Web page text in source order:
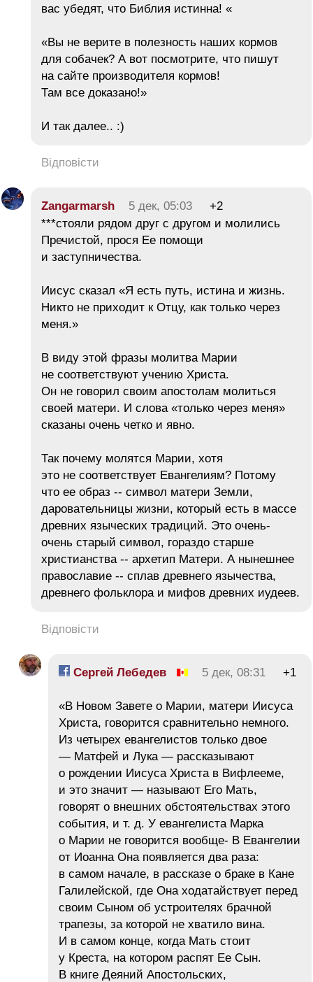
вас убедят, что Библия истинна! «
«Вы не верите в полезность наших кормов
для собачек? А вот посмотрите, что пишут
на сайте производителя кормов!
Там все доказано!»
И так далее.. :)
Відповісти
Zangarmarsh 5 дек, 05:03
+2
***стояли рядом друг с другом и молились
Пречистой, прося Ее помощи
и заступничества.
Иисус сказал «Я есть путь, истина и жизнь.
Никто не приходит к Отцу, как только через
меня.»
В виду этой фразы молитва Марии
не соответствуют учению Христа.
Он не говорил своим апостолам молиться
своей матери. И слова «только через меня»
сказаны очень четко и явно.
Так почему молятся Марии, хотя
это не соответствует Евангелиям? Потому
что ее образ -- символ матери Земли,
даровательницы жизни, который есть в массе
древних языческих традиций. Это очень-
очень старый символ, гораздо старше
христианства -- архетип Матери. А нынешнее
православие -- сплав древнего язычества,
древнего фольклора и мифов древних иудеев.
Відповісти
Сергей Лебедев 5 дек, 08:31 +1
«В Новом Завете о Марии, матери Иисуса
Христа, говорится сравнительно немного.
Из четырех евангелистов только двое
— Матфей и Лука — рассказывают
о рождении Иисуса Христа в Вифлееме,
и это значит — называют Его Мать,
говорят о внешних обстоятельствах этого
события, и т. д. У евангелиста Марка
о Марии не говорится вообще- В Евангелии
от Иоанна Она появляется два раза:
в самом начале, в рассказе о браке в Кане
Галилейской, где Она ходатайствует перед
своим Сыном об устроителях брачной
трапезы, за которой не хватило вина.
И в самом конце, когда Мать стоит
у Креста, на котором распят Ее Сын.
В книге Деяний Апостольских,